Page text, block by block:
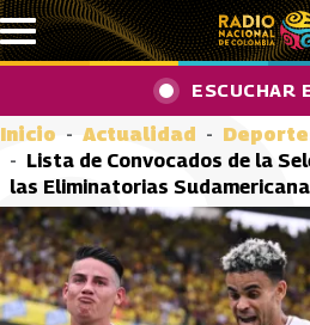
Pasar al contenido principal
ESCUCHAR
Inicio Actualidad
Lista de Convocados de la
las Eliminatorias